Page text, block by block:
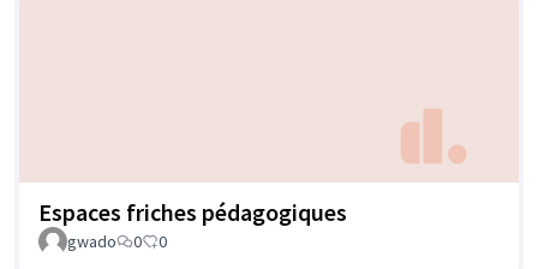
Espaces friches pédagogiques
gwado 0 0